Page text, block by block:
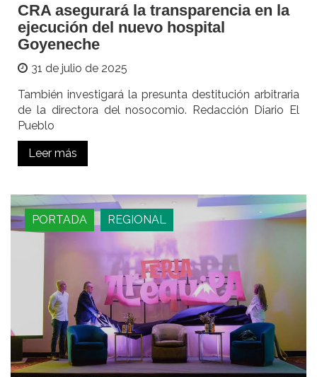
CRA asegurará la transparencia en la
ejecución del nuevo hospital
Goyeneche
31 de julio de 2025
También investigará la presunta destitución arbitraria
de la directora del nosocomio. Redacción Diario El
Pueblo
Leer más
PORTADA REGIONAL